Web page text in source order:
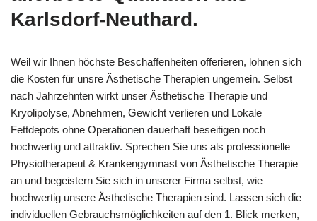
Karlsdorf-Neuthard.
Weil wir Ihnen höchste Beschaffenheiten offerieren, lohnen sich
die Kosten für unsre Ästhetische Therapien ungemein. Selbst
nach Jahrzehnten wirkt unser Ästhetische Therapie und
Kryolipolyse, Abnehmen, Gewicht verlieren und Lokale
Fettdepots ohne Operationen dauerhaft beseitigen noch
hochwertig und attraktiv. Sprechen Sie uns als professionelle
Physiotherapeut & Krankengymnast von Ästhetische Therapie
an und begeistern Sie sich in unserer Firma selbst, wie
hochwertig unsere Ästhetische Therapien sind. Lassen sich die
individuellen Gebrauchsmöglichkeiten auf den 1. Blick merken,